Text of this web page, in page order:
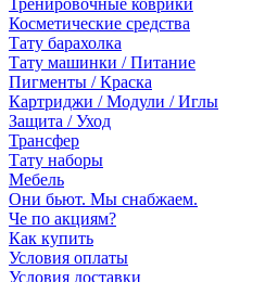
Тренировочные коврики
Косметические средства
Тату барахолка
Тату машинки / Питание
Пигменты / Краска
Картриджи / Модули / Иглы
Защита / Уход
Трансфер
Тату наборы
Мебель
Они бьют. Мы снабжаем.
Че по акциям?
Как купить
Условия оплаты
Условия доставки